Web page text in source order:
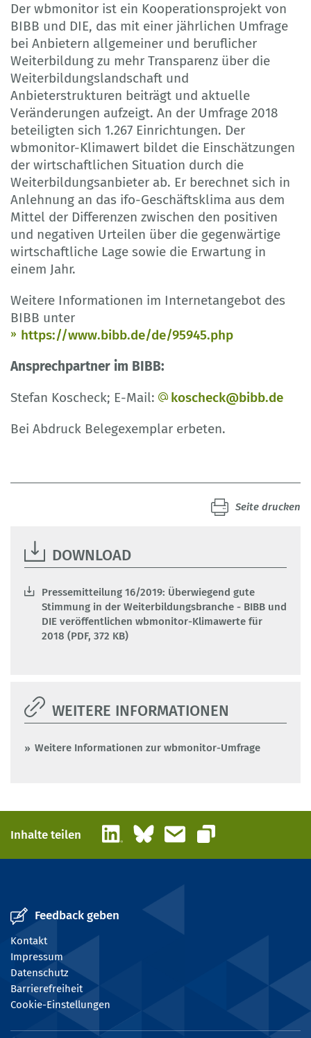
Der wbmonitor ist ein Kooperationsprojekt von
BIBB und DIE, das mit einer jährlichen Umfrage
bei Anbietern allgemeiner und beruflicher
Weiterbildung zu mehr Transparenz über die
Weiterbildungslandschaft und
Anbieterstrukturen beiträgt und aktuelle
Veränderungen aufzeigt. An der Umfrage 2018
beteiligten sich 1.267 Einrichtungen. Der
wbmonitor-Klimawert bildet die Einschätzungen
der wirtschaftlichen Situation durch die
Weiterbildungsanbieter ab. Er berechnet sich in
Anlehnung an das ifo-Geschäftsklima aus dem
Mittel der Differenzen zwischen den positiven
und negativen Urteilen über die gegenwärtige
wirtschaftliche Lage sowie die Erwartung in
einem Jahr.
Weitere Informationen im Internetangebot des
BIBB unter
https://www.bibb.de/de/95945.php
Ansprechpartner im BIBB:
Stefan Koscheck; E-Mail:
koscheck@bibb.de
Bei Abdruck Belegexemplar erbeten.
Seite drucken
DOWNLOAD
Pressemitteilung 16/2019: Überwiegend gute
Stimmung in der Weiterbildungsbranche - BIBB und
DIE veröffentlichen wbmonitor-Klimawerte für
2018 (PDF, 372 KB)
WEITERE INFORMATIONEN
Weitere Informationen zur wbmonitor-Umfrage
Inhalte teilen LinkedInBlueskyE-Mail
Link kopieren
Feedback geben
Kontakt
Impressum
Datenschutz
Barrierefreiheit
Cookie-Einstellungen